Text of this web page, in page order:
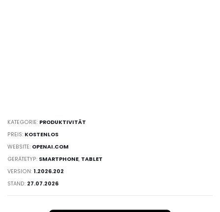
KATEGORIE: PRODUKTIVITÄT
PREIS: KOSTENLOS
WEBSITE: OPENAI.COM
GERÄTETYP: SMARTPHONE, TABLET
VERSION: 1.2026.202
STAND: 27.07.2026